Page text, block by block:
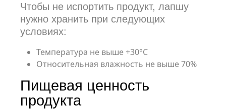
Чтобы не испортить продукт, лапшу
нужно хранить при следующих
условиях:
Температура не выше +30°С
Относительная влажность не выше 70%
Пищевая ценность
продукта